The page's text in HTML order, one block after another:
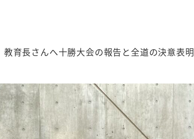
育長さんへ十勝大会の報告と全道の決意表明